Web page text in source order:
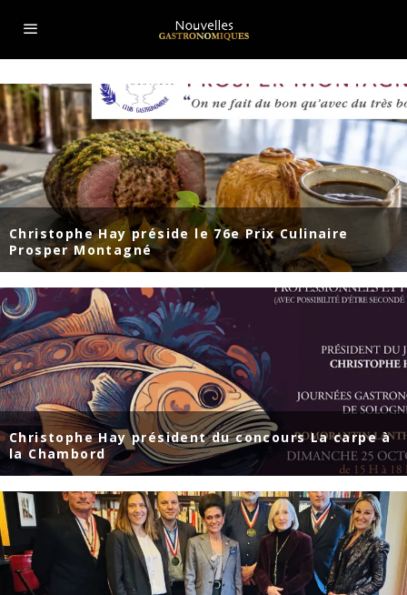
Christophe Hay préside le 76e Prix Culinaire
Prosper Montagné
Christophe Hay président du concours La carpe à
la Chambord